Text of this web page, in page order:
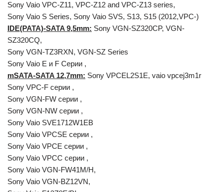
Sony Vaio VPC-Z11, VPC-Z12 and VPC-Z13 series,
Sony Vaio S Series, Sony Vaio SVS, S13, S15 (2012,VPC-)
IDE(PATA)-SATA 9,5mm: Sony VGN-SZ320CP, VGN-
SZ320CQ,
Sony VGN-TZ3RXN, VGN-SZ Series
Sony Vaio E и F Серии ,
mSATA-SATA 12,7mm: Sony VPCEL2S1E, vaio vpcej3m1r
Sony VPC-F серии ,
Sony VGN-FW серии ,
Sony VGN-NW серии ,
Sony Vaio SVE1712W1EB
Sony Vaio VPCSE серии ,
Sony Vaio VPCE серии ,
Sony Vaio VPCC серии ,
Sony Vaio VGN-FW41M/H,
Sony Vaio VGN-BZ12VN,